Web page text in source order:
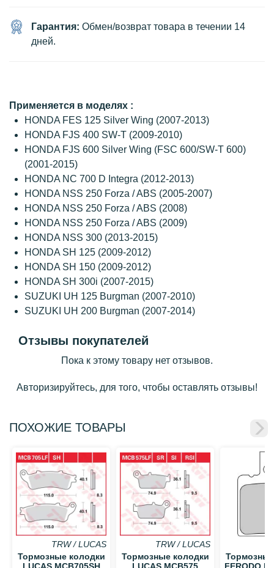
Гарантия: Обмен/возврат товара в течении 14
дней.
Применяется в моделях :
HONDA FES 125 Silver Wing (2007-2013)
HONDA FJS 400 SW-T (2009-2010)
HONDA FJS 600 Silver Wing (FSC 600/SW-T 600)
(2001-2015)
HONDA NC 700 D Integra (2012-2013)
HONDA NSS 250 Forza / ABS (2005-2007)
HONDA NSS 250 Forza / ABS (2008)
HONDA NSS 250 Forza / ABS (2009)
HONDA NSS 300 (2013-2015)
HONDA SH 125 (2009-2012)
HONDA SH 150 (2009-2012)
HONDA SH 300i (2007-2015)
SUZUKI UH 125 Burgman (2007-2010)
SUZUKI UH 200 Burgman (2007-2014)
Отзывы покупателей
Пока к этому товару нет отзывов.
Авторизируйтесь, для того, чтобы оставлять отзывы!
ПОХОЖИЕ ТОВАРЫ
TRW / LUCAS
Тормозные колодки
TRW / LUCAS
Тормозные колодки